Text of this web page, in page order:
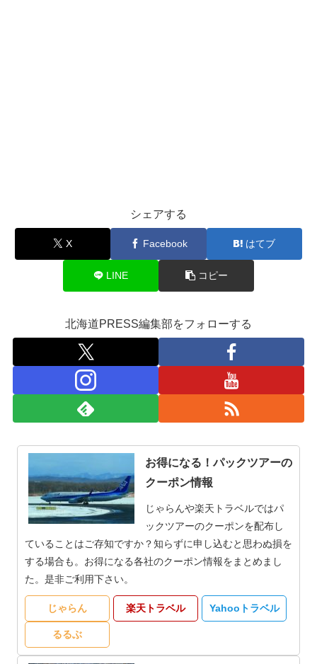
シェアする
X Facebook はてブ
LINE コピー
北海道PRESS編集部をフォローする
お得になる！パックツアーの
クーポン情報
じゃらんや楽天トラベルではパ
ックツアーのクーポンを配布し
ていることはご存知ですか？知らずに申し込むと思わぬ損を
する場合も。お得になる各社のクーポン情報をまとめまし
た。是非ご利用下さい。
じゃらん 楽天トラベル Yahooトラベル
るるぶ